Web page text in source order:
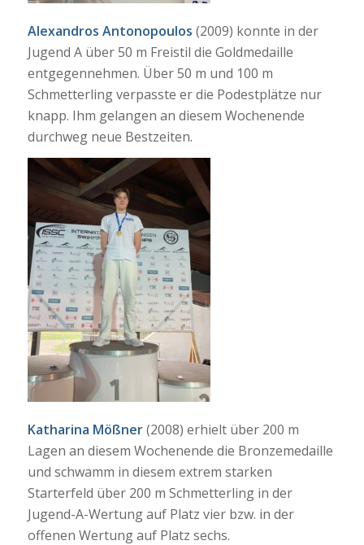
Alexandros Antonopoulos (2009) konnte in der
Jugend A über 50 m Freistil die Goldmedaille
entgegennehmen. Über 50 m und 100 m
Schmetterling verpasste er die Podestplätze nur
knapp. Ihm gelangen an diesem Wochenende
durchweg neue Bestzeiten.
Katharina Mößner(2008) erhielt über 200 m
Lagen an diesem Wochenende die Bronzemedaille
und schwamm in diesem extrem starken
Starterfeld über 200 m Schmetterling in der
Jugend-A-Wertung auf Platz vier bzw. in der
offenen Wertung auf Platz sechs.